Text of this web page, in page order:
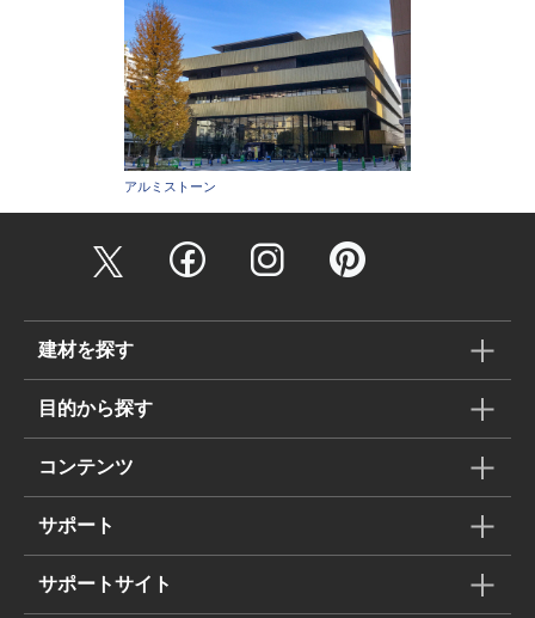
アルミストーン
建材を探す
目的から探す
コンテンツ
サポート
サポートサイト